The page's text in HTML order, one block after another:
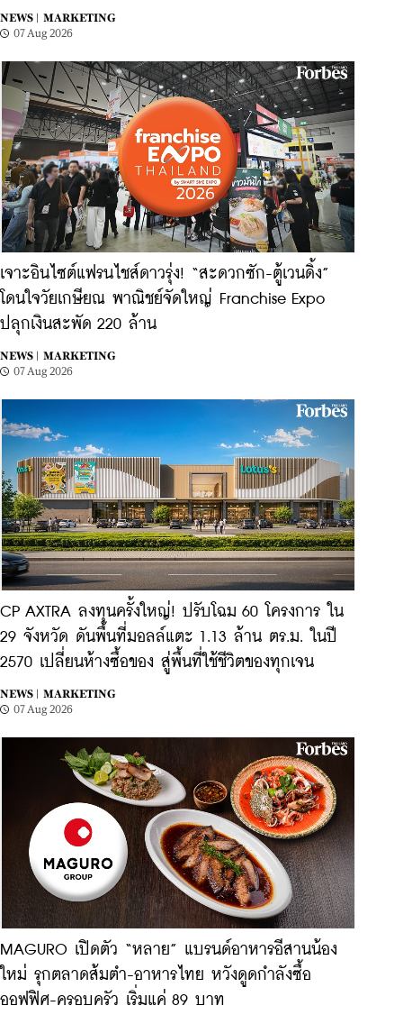
NEWS |
MARKETING
07 Aug 2026
เจาะอินไซต์แฟรนไชส์ดาวรุ่ง! “สะดวกซัก-ตู้เวนดิ้ง”
โดนใจวัยเกษียณ พาณิชย์จัดใหญ่ Franchise Expo
ปลุกเงินสะพัด 220 ล้าน
NEWS |
MARKETING
07 Aug 2026
CP AXTRA ลงทุนครั้งใหญ่! ปรับโฉม 60 โครงการ ใน
29 จังหวัด ดันพื้นที่มอลล์แตะ 1.13 ล้าน ตร.ม. ในปี
2570 เปลี่ยนห้างซื้อของ สู่พื้นที่ใช้ชีวิตของทุกเจน
NEWS |
MARKETING
07 Aug 2026
MAGURO เปิดตัว “หลาย” แบรนด์อาหารอีสานน้อง
ใหม่ รุกตลาดส้มตำ-อาหารไทย หวังดูดกำลังซื้อ
ออฟฟิศ-ครอบครัว เริ่มแค่ 89 บาท